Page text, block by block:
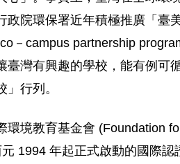
政院環保署近年積極推廣「臺
－campus partnership
臺灣有興趣的學校，能有例可
行列。
環境教育基金會 (Foundation
1994 年起正式啟動的國際認